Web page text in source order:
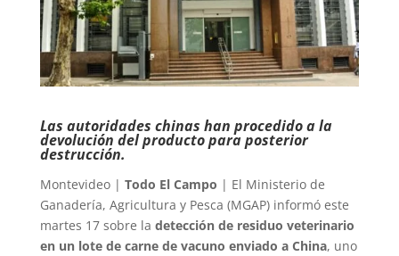
Las autoridades chinas han procedido a la
devolución del producto para posterior
destrucción.
Montevideo | Todo El Campo | El Ministerio de
Ganadería, Agricultura y Pesca (MGAP) informó este
martes 17 sobre la detección de residuo veterinario
en un lote de carne de vacuno enviado a China, uno